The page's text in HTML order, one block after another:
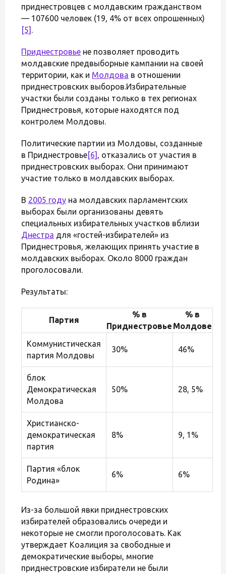
приднестровцев с молдавским гражданством
— 107600 человек (19, 4% от всех опрошенных)
[5] .
Приднестровье не позволяет проводить
молдавские предвыборные кампании на своей
территории, как и Молдова в отношении
приднестровских выборов.Избирательные
участки были созданы только в тех регионах
Приднестровья, которые находятся под
контролем Молдовы.
Политические партии из Молдовы, созданные
в Приднестровье[6] , отказались от участия в
приднестровских выборах. Они принимают
участие только в молдавских выборах.
В 2005 году на молдавских парламентских
выборах были организованы девять
специальных избирательных участков вблизи
Днестра для «гостей-избирателей» из
Приднестровья, желающих принять участие в
молдавских выборах. Около 8000 граждан
проголосовали.
Результаты:
Партия
% в
Приднестровье
% в
Молдове
Коммунистическая
партия Молдовы
30% 46%
блок
Демократическая
Молдова
50% 28, 5%
Христианско-
демократическая
партия
8% 9, 1%
Партия «блок
Родина»
6% 6%
Из-за большой явки приднестровских
избирателей образовались очереди и
некоторые не смогли проголосовать. Как
утверждает Коалиция за свободные и
демократические выборы, многие
приднестровские избиратели не были